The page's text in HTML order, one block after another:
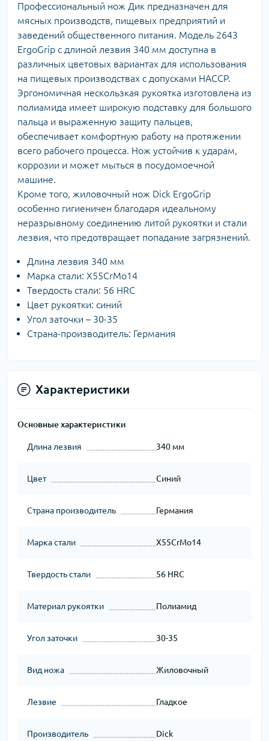
Профессиональный нож Дик предназначен для
мясных производств, пищевых предприятий и
заведений общественного питания. Модель 2643
ErgoGrip с длиной лезвия 340 мм доступна в
различных цветовых вариантах для использования
на пищевых производствах с допусками HACCP.
Эргономичная нескользкая рукоятка изготовлена из
полиамида имеет широкую подставку для большого
пальца и выраженную защиту пальцев,
обеспечивает комфортную работу на протяжении
всего рабочего процесса. Нож устойчив к ударам,
коррозии и может мыться в посудомоечной
машине.
Кроме того, жиловочный нож Dick ErgoGrip
особенно гигиеничен благодаря идеальному
неразрывному соединению литой рукоятки и стали
лезвия, что предотвращает попадание загрязнений.
Длина лезвия 340 мм
Марка стали: X55CrMo14
Твердость стали: 56 HRC
Цвет рукоятки: синий
Угол заточки – 30-35
Страна-производитель: Германия
Характеристики
Основные характеристики
Длина лезвия 340 мм
Цвет Синий
Страна производитель Германия
Марка стали X55CrMo14
Твердость стали 56 HRC
Материал рукоятки Полиамид
Угол заточки 30-35
Вид ножа Жиловочный
Лезвие Гладкое
Производитель Dick